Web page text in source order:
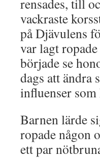
rensades, till
vackraste
på Djävulens
var lagt
började se
dags att ändra
influenser som
Barnen lärde
ropade någon
ett par